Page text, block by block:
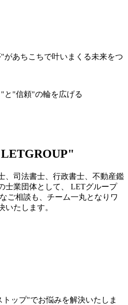
があちこちで叶いまくる未来をつ
と"信頼"の輪を広げる
、司法書士、行政書士、不動産鑑
士業団体として、 LETグループ
ご相談も、チーム一丸となりワ
いたします。
ップ"でお悩みを解決いたしま